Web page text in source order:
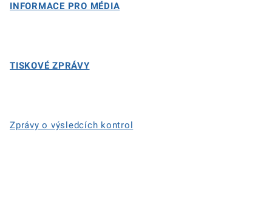
INFORMACE PRO MÉDIA
TISKOVÉ ZPRÁVY
Zprávy o výsledcích kontrol